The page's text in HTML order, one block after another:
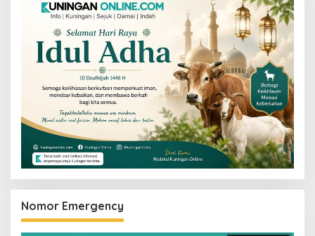
Nomor Emergency